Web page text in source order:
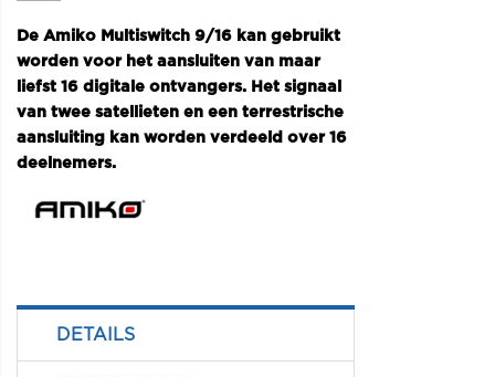
De Amiko Multiswitch 9/16 kan gebruikt
worden voor het aansluiten van maar
liefst 16 digitale ontvangers. Het signaal
van twee satellieten en een terrestrische
aansluiting kan worden verdeeld over 16
deelnemers.
DETAILS